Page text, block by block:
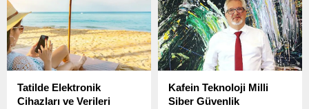
yeni bir proje başlattı.
Tatilde Elektronik
Cihazları ve Verileri
Kafein Teknoloji Milli
Siber Güvenlik